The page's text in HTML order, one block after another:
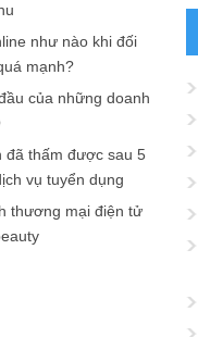
như nào khi đối
mạnh?
của những doanh
đã thấm được sau 5
vụ tuyển dụng
thương mại điện tử